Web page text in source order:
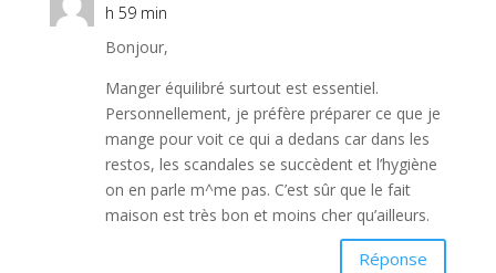
h 59 min
Bonjour,
Manger équilibré surtout est essentiel.
Personnellement, je préfère préparer ce que je
mange pour voit ce qui a dedans car dans les
restos, les scandales se succèdent et l’hygiène
on en parle m^me pas. C’est sûr que le fait
maison est très bon et moins cher qu’ailleurs.
Réponse